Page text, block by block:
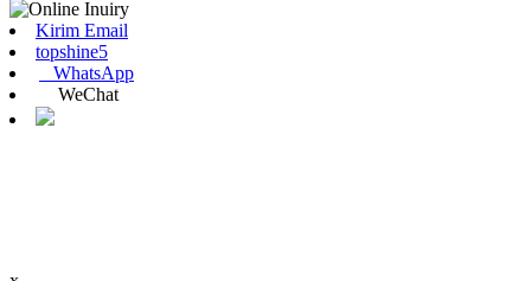
Kirim Email
topshine5
WhatsApp
WeChat